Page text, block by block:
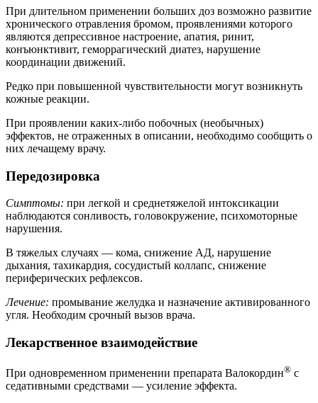
При длительном применении больших доз возможно развитие
хронического отравления бромом, проявлениями которого
являются депрессивное настроение, апатия, ринит,
конъюнктивит, геморрагический диатез, нарушение
координации движений.
Редко при повышенной чувствительности могут возникнуть
кожные реакции.
При проявлении каких-либо побочных (необычных)
эффектов, не отраженных в описании, необходимо сообщить о
них лечащему врачу.
Передозировка
Симптомы: при легкой и среднетяжелой интоксикации
наблюдаются сонливость, головокружение, психомоторные
нарушения.
В тяжелых случаях — кома, снижение АД, нарушение
дыхания, тахикардия, сосудистый коллапс, снижение
периферических рефлексов.
Лечение: промывание желудка и назначение активированного
угля. Необходим срочный вызов врача.
Лекарственное взаимодействие
При одновременном применении препарата Валокордин® с
седативными средствами — усиление эффекта.